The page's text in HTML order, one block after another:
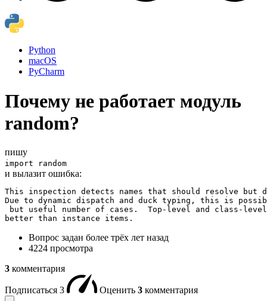
Python
macOS
PyCharm
Почему не работает модуль
random?
пишу
import random
и вылазит ошибка:
This inspection detects names that should resolve
Due to dynamic dispatch and duck typing, this is
but useful number of cases.  Top-level and class-
better than instance items.
Вопрос задан более трёх лет назад
4224 просмотра
3 комментария
Подписаться 3 Оценить 3 комментария